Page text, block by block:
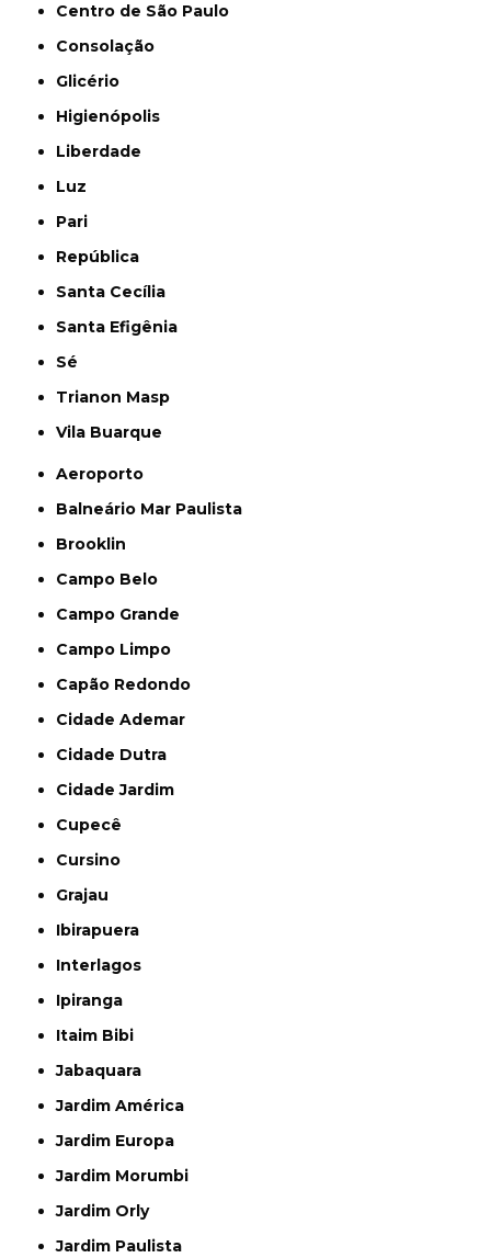
Centro de São Paulo
Consolação
Glicério
Higienópolis
Liberdade
Luz
Pari
República
Santa Cecília
Santa Efigênia
Sé
Trianon Masp
Vila Buarque
Aeroporto
Balneário Mar Paulista
Brooklin
Campo Belo
Campo Grande
Campo Limpo
Capão Redondo
Cidade Ademar
Cidade Dutra
Cidade Jardim
Cupecê
Cursino
Grajau
Ibirapuera
Interlagos
Ipiranga
Itaim Bibi
Jabaquara
Jardim América
Jardim Europa
Jardim Morumbi
Jardim Orly
Jardim Paulista